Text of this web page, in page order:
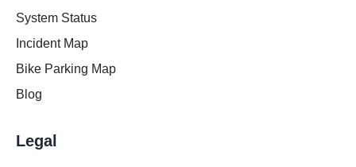
System Status
Incident Map
Bike Parking Map
Blog
Legal